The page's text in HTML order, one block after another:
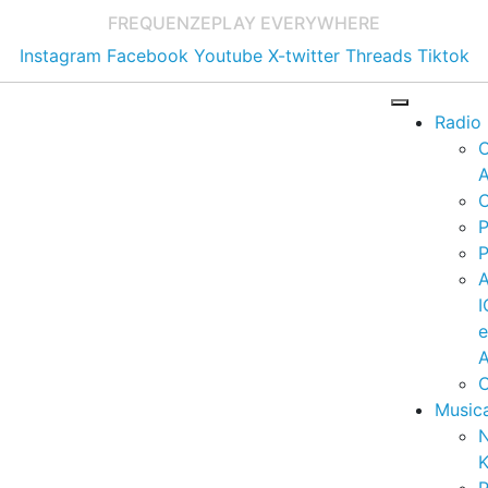
FREQUENZEPLAY EVERYWHERE
Instagram Facebook Youtube X-twitter Threads Tiktok
Radio
e